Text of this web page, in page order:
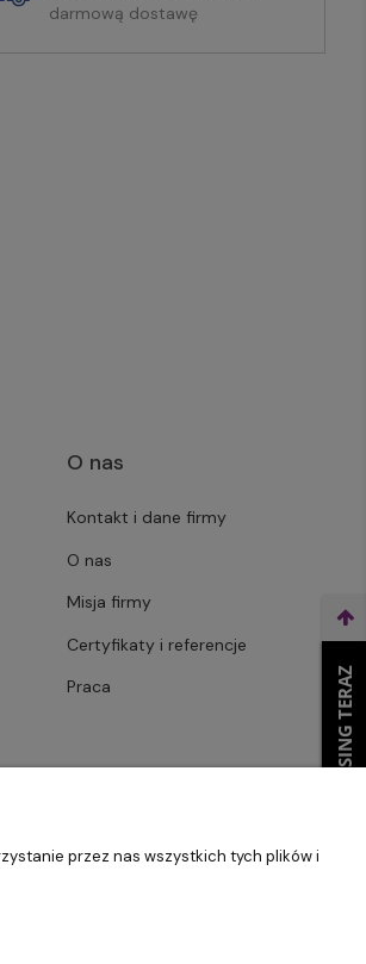
darmową dostawę
O nas
Kontakt i dane firmy
O nas
Misja firmy
Certyfikaty i referencje
Praca
przez nas wszystkich tych plików i
WEŹ LEASING TERAZ